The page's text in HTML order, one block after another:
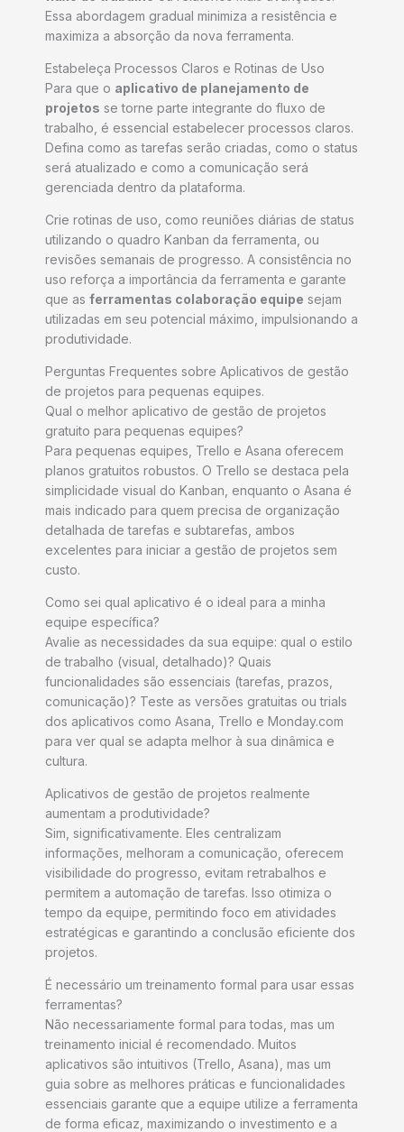
Essa abordagem gradual minimiza a resistência e
maximiza a absorção da nova ferramenta.
Estabeleça Processos Claros e Rotinas de Uso
Para que o aplicativo de planejamento de
projetos se torne parte integrante do fluxo de
trabalho, é essencial estabelecer processos claros.
Defina como as tarefas serão criadas, como o status
será atualizado e como a comunicação será
gerenciada dentro da plataforma.
Crie rotinas de uso, como reuniões diárias de status
utilizando o quadro Kanban da ferramenta, ou
revisões semanais de progresso. A consistência no
uso reforça a importância da ferramenta e garante
que as ferramentas colaboração equipe sejam
utilizadas em seu potencial máximo, impulsionando a
produtividade.
Perguntas Frequentes sobre Aplicativos de gestão
de projetos para pequenas equipes.
Qual o melhor aplicativo de gestão de projetos
gratuito para pequenas equipes?
Para pequenas equipes, Trello e Asana oferecem
planos gratuitos robustos. O Trello se destaca pela
simplicidade visual do Kanban, enquanto o Asana é
mais indicado para quem precisa de organização
detalhada de tarefas e subtarefas, ambos
excelentes para iniciar a gestão de projetos sem
custo.
Como sei qual aplicativo é o ideal para a minha
equipe específica?
Avalie as necessidades da sua equipe: qual o estilo
de trabalho (visual, detalhado)? Quais
funcionalidades são essenciais (tarefas, prazos,
comunicação)? Teste as versões gratuitas ou trials
dos aplicativos como Asana, Trello e Monday.com
para ver qual se adapta melhor à sua dinâmica e
cultura.
Aplicativos de gestão de projetos realmente
aumentam a produtividade?
Sim, significativamente. Eles centralizam
informações, melhoram a comunicação, oferecem
visibilidade do progresso, evitam retrabalhos e
permitem a automação de tarefas. Isso otimiza o
tempo da equipe, permitindo foco em atividades
estratégicas e garantindo a conclusão eficiente dos
projetos.
É necessário um treinamento formal para usar essas
ferramentas?
Não necessariamente formal para todas, mas um
treinamento inicial é recomendado. Muitos
aplicativos são intuitivos (Trello, Asana), mas um
guia sobre as melhores práticas e funcionalidades
essenciais garante que a equipe utilize a ferramenta
de forma eficaz, maximizando o investimento e a